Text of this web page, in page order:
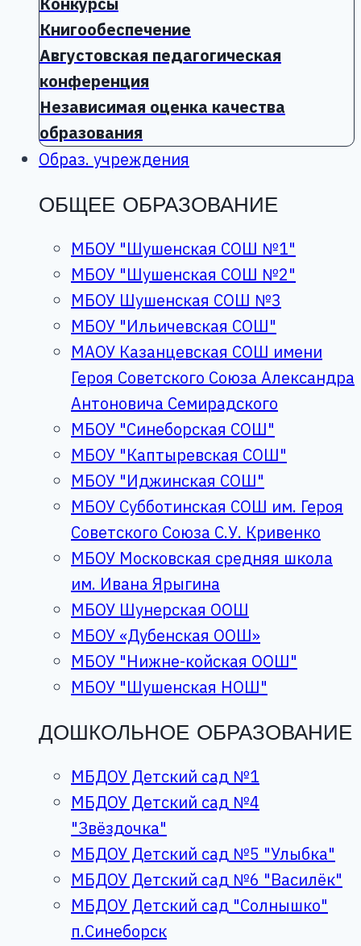
Книгообеспечение
Августовская педагогическая
конференция
Независимая оценка качества
образования
Образ. учреждения
ОБЩЕЕ ОБРАЗОВАНИЕ
МБОУ "Шушенская СОШ №1"
МБОУ "Шушенская СОШ №2"
МБОУ Шушенская СОШ №3
МБОУ "Ильичевская СОШ"
МАОУ Казанцевская СОШ имени
Героя Советского Союза Александра
Антоновича Семирадского
МБОУ "Синеборская СОШ"
МБОУ "Каптыревская СОШ"
МБОУ "Иджинская СОШ"
МБОУ Субботинская СОШ им. Героя
Советского Союза С.У. Кривенко
МБОУ Московская средняя школа
им. Ивана Ярыгина
МБОУ Шунерская ООШ
МБОУ «Дубенская ООШ»
МБОУ "Нижне-койская ООШ"
МБОУ "Шушенская НОШ"
ДОШКОЛЬНОЕ ОБРАЗОВАНИЕ
МБДОУ Детский сад №1
МБДОУ Детский сад №4
"Звёздочка"
МБДОУ Детский сад №5 "Улыбка"
МБДОУ Детский сад №6 "Василёк"
МБДОУ Детский сад "Солнышко"
п.Синеборск